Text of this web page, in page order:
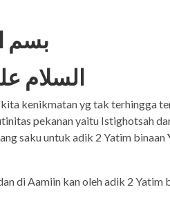
بسم
السلام
kenikmatan yg tak terhingga
pekanan yaitu Istighotsah
saku untuk adik 2 Yatim binaan
di Aamiin kan oleh adik 2 Yatim